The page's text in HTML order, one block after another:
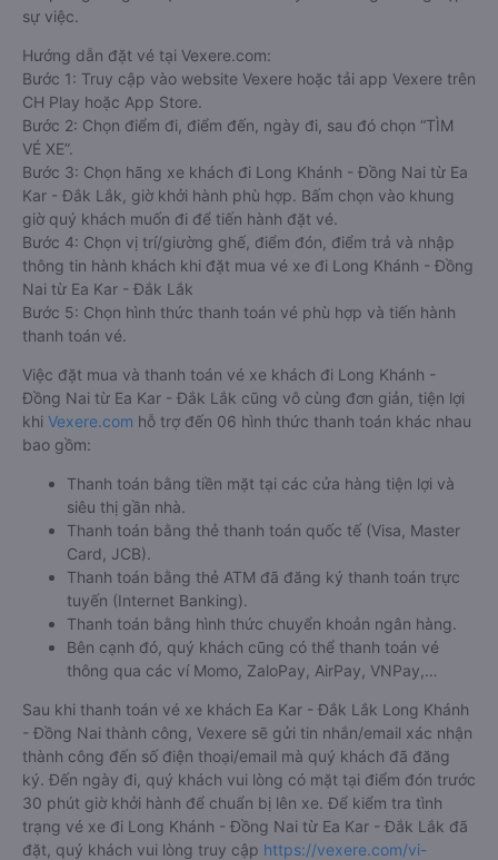
sự việc.
Hướng dẫn đặt vé tại Vexere.com:
Bước 1: Truy cập vào website Vexere hoặc tải app Vexere trên
CH Play hoặc App Store.
Bước 2: Chọn điểm đi, điểm đến, ngày đi, sau đó chọn “TÌM
VÉ XE”.
Bước 3: Chọn hãng xe khách đi Long Khánh - Đồng Nai từ Ea
Kar - Đắk Lắk, giờ khởi hành phù hợp. Bấm chọn vào khung
giờ quý khách muốn đi để tiến hành đặt vé.
Bước 4: Chọn vị trí/giường ghế, điểm đón, điểm trả và nhập
thông tin hành khách khi đặt mua vé xe đi Long Khánh - Đồng
Nai từ Ea Kar - Đắk Lắk
Bước 5: Chọn hình thức thanh toán vé phù hợp và tiến hành
thanh toán vé.
Việc đặt mua và thanh toán vé xe khách đi Long Khánh -
Đồng Nai từ Ea Kar - Đắk Lắk cũng vô cùng đơn giản, tiện lợi
khi Vexere.com hỗ trợ đến 06 hình thức thanh toán khác nhau
bao gồm:
Thanh toán bằng tiền mặt tại các cửa hàng tiện lợi và
siêu thị gần nhà.
Thanh toán bằng thẻ thanh toán quốc tế (Visa, Master
Card, JCB).
Thanh toán bằng thẻ ATM đã đăng ký thanh toán trực
tuyến (Internet Banking).
Thanh toán bằng hình thức chuyển khoản ngân hàng.
Bên cạnh đó, quý khách cũng có thể thanh toán vé
thông qua các ví Momo, ZaloPay, AirPay, VNPay,…
Sau khi thanh toán vé xe khách Ea Kar - Đắk Lắk Long Khánh
- Đồng Nai thành công, Vexere sẽ gửi tin nhắn/email xác nhận
thành công đến số điện thoại/email mà quý khách đã đăng
ký. Đến ngày đi, quý khách vui lòng có mặt tại điểm đón trước
30 phút giờ khởi hành để chuẩn bị lên xe. Để kiểm tra tình
trạng vé xe đi Long Khánh - Đồng Nai từ Ea Kar - Đắk Lắk đã
đặt, quý khách vui lòng truy cập https://vexere.com/vi-